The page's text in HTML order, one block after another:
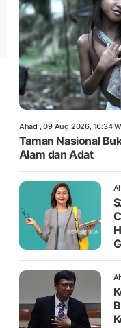
Ahad , 09 Aug 2026, 16:34
Taman Nasional
Alam dan Adat